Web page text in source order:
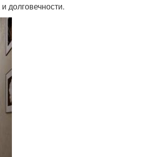
долговечности.